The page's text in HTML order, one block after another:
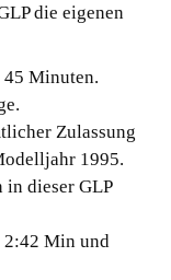
die eigenen
45 Minuten.
Zulassung
1995.
in dieser GLP
2:42 Min und